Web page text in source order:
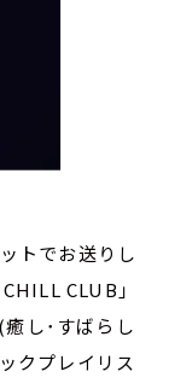
トでお送りし
CLUB」
癒し･すばらし
クプレイリス